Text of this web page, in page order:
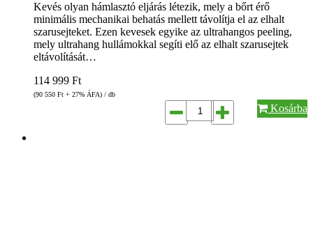
Kevés olyan hámlasztó eljárás létezik, mely a bőrt érő
minimális mechanikai behatás mellett távolítja el az elhalt
szarusejteket. Ezen kevesek egyike az ultrahangos peeling,
mely ultrahang hullámokkal segíti elő az elhalt szarusejtek
eltávolítását…
114 999 Ft
(90 550 Ft + 27% ÁFA) / db
Kosárba